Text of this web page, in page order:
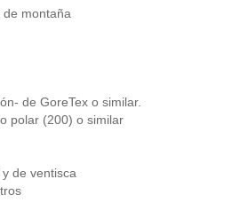
de montaña
de GoreTex o similar.
polar (200) o similar
de ventisca